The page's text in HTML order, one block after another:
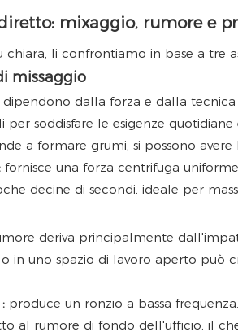
mixaggio, rumore e
chiara, li confrontiamo in base a tre
missaggio
dalla forza e dalla
per soddisfare le esigenze
a formare grumi, si possono
fornisce una forza centrifuga
decine di secondi, ideale per
deriva principalmente
o in uno spazio di lavoro aperto può
:produce un ronzio a bassa
al rumore di fondo dell'ufficio, il